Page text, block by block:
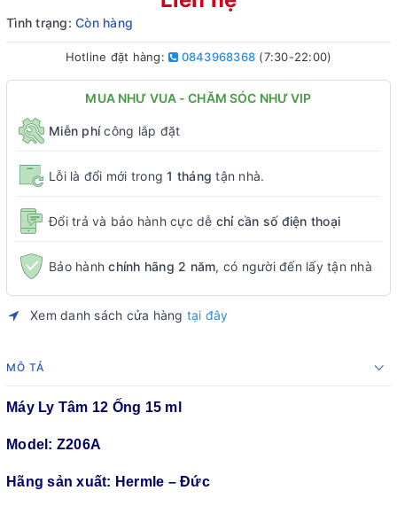
Tình trạng: Còn hàng
Hotline đặt hàng: 0843968368 (7:30-22:00)
MUA NHƯ VUA - CHĂM SÓC NHƯ VIP
Miễn phícông lắp đặt
Lỗi là đổi mới trong1 tháng tận nhà.
Đổi trả và bảo hành cực dễ chỉ cần số điện thoại
Bảo hànhchính hãng 2 năm, có người đến lấy tận nhà
Xem danh sách cửa hàng tại đây
MÔ TẢ
Máy Ly Tâm 12 Ống 15 ml
Model: Z206A
Hãng sản xuất: Hermle – Đức